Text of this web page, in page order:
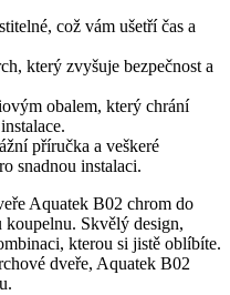
což vám ušetří čas a
který zvyšuje bezpečnost a
obalem, který chrání
příručka a veškeré
snadnou instalaci.
Aquatek B02 chrom do
Skvělý design,
kterou si jistě oblíbíte.
dveře, Aquatek B02